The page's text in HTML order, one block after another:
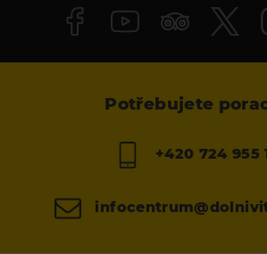
Potřebujete
+420 724 955